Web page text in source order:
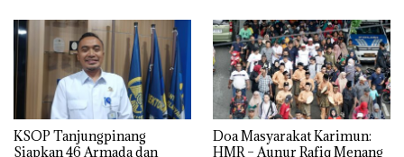
KSOP Tanjungpinang
Siapkan 46 Armada dan
Doa Masyarakat Karimun:
HMR – Aunur Rafiq Menang